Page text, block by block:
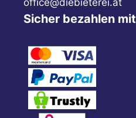
office@diebieterei.at
Sicher bezahlen mit